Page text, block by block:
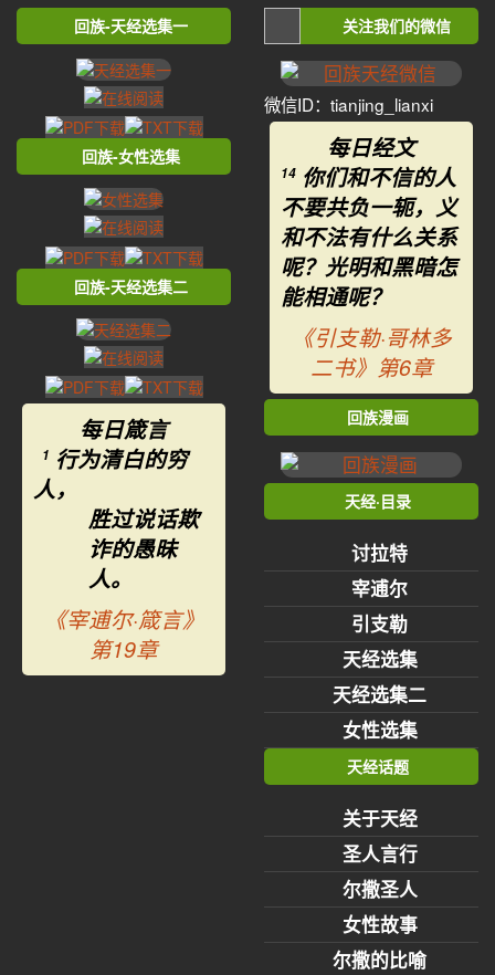
回族-天经选集一
回族-女性选集
回族-天经选集二
每日箴言
1 行为清白的穷
人，
胜过说话欺
诈的愚昧
人。
《宰逋尔·箴言》
第19章
关注我们的微信
微信ID：tianjing_lianxi
每日经文
14 你们和不信的人
不要共负一轭，义
和不法有什么关系
呢？光明和黑暗怎
能相通呢？
《引支勒·哥林多
二书》第6章
回族漫画
天经·目录
讨拉特
宰逋尔
引支勒
天经选集
天经选集二
女性选集
天经话题
关于天经
圣人言行
尔撒圣人
女性故事
尔撒的比喻